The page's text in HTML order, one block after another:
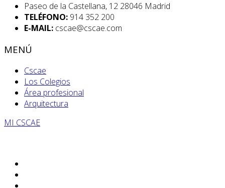
Paseo de la Castellana, 12 28046 Madrid
TELÉFONO: 914 352 200
E-MAIL: cscae@cscae.com
MENÚ
Cscae
Los Colegios
Área profesional
Arquitectura
MI CSCAE